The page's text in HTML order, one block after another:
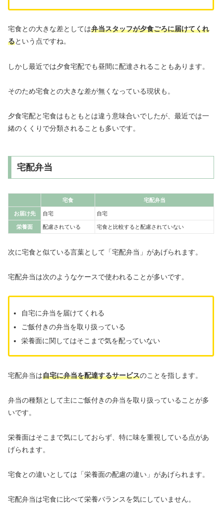
宅食との大きな差としては弁当スタッフが夕食ごろに届けてくれ
るという点ですね。
しかし最近では夕食宅配でも昼間に配達されることもあります。
そのため宅食との大きな差が無くなっている現状も。
夕食宅配と宅食はもともとは違う意味合いでしたが、最近では一
緒のくくりで分類されることも多いです。
宅配弁当
宅食 宅配弁当
お届け先 自宅 自宅
栄養面 配慮されている 宅食と比較すると配慮されていない
次に宅食と似ている言葉として「宅配弁当」があげられます。
宅配弁当は次のようなケースで使われることが多いです。
自宅に弁当を届けてくれる
ご飯付きの弁当を取り扱っている
栄養面に関してはそこまで気を配っていない
宅配弁当は自宅に弁当を配達するサービスのことを指します。
弁当の種類として主にご飯付きの弁当を取り扱っていることが多
いです。
栄養面はそこまで気にしておらず、特に味を重視している点があ
げられます。
宅食との違いとしては「栄養面の配慮の違い」があげられます。
宅配弁当は宅食に比べて栄養バランスを気にしていません。